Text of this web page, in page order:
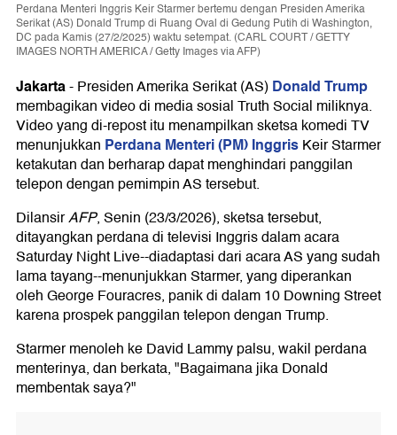
Perdana Menteri Inggris Keir Starmer bertemu dengan Presiden Amerika
Serikat (AS) Donald Trump di Ruang Oval di Gedung Putih di Washington,
DC pada Kamis (27/2/2025) waktu setempat. (CARL COURT / GETTY
IMAGES NORTH AMERICA / Getty Images via AFP)
Jakarta-Presiden Amerika Serikat (AS)Donald Trump
membagikan video di media sosial Truth Social miliknya.
Video yang di-repost itu menampilkan sketsa komedi TV
menunjukkan Perdana Menteri (PM) InggrisKeir Starmer
ketakutan dan berharap dapat menghindari panggilan
telepon dengan pemimpin AS tersebut.
DilansirAFP, Senin (23/3/2026), sketsa tersebut,
ditayangkan perdana di televisi Inggris dalam acara
Saturday Night Live--diadaptasi dari acara AS yang sudah
lama tayang--menunjukkan Starmer, yang diperankan
oleh George Fouracres, panik di dalam 10 Downing Street
karena prospek panggilan telepon dengan Trump.
Starmer menoleh ke David Lammy palsu, wakil perdana
menterinya, dan berkata, "Bagaimana jika Donald
membentak saya?"